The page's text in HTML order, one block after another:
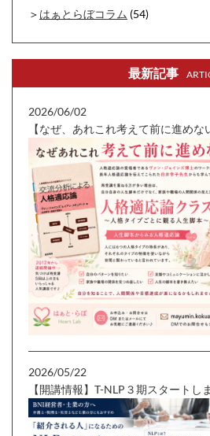
はぁとらぼコラム (54)
最新記事
2026/06/02
【なぜ、あれこれ考えて前に進めな
2026/05/22
【開講情報】T-NLP３期スタートし